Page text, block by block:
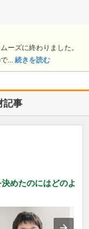
ーズに終わりました。
... 続きを読む
記事
めたのにはどのよ